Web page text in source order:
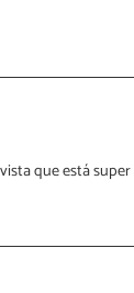
que está